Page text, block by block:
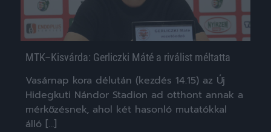
MTK–Kisvárda: Gerliczki Máté a riválist méltatta
Vasárnap kora délután (kezdés 14.15) az Új
Hidegkuti Nándor Stadion ad otthont annak a
mérkőzésnek, ahol két hasonló mutatókkal
álló […]